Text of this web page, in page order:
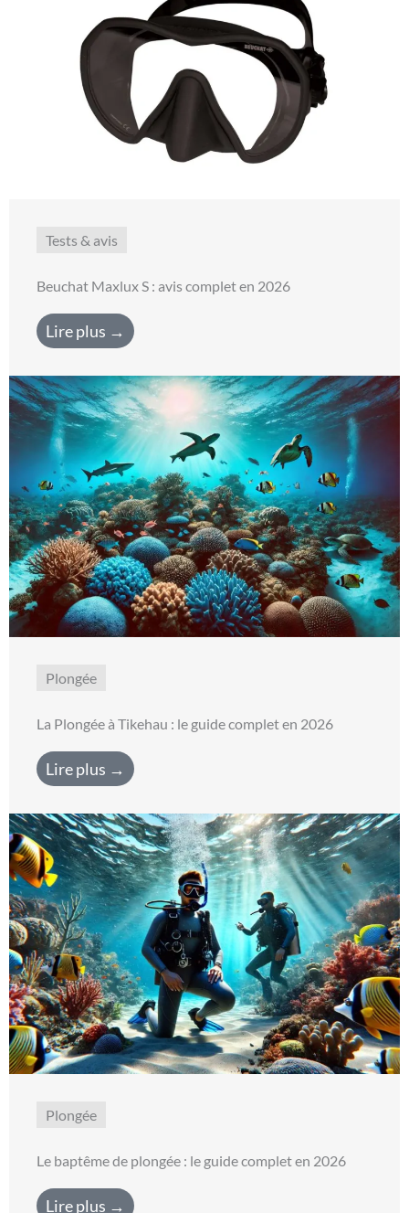
Tests & avis
Beuchat Maxlux S : avis complet en 2026
Lire plus →
Plongée
La Plongée à Tikehau : le guide complet en 2026
Lire plus →
Plongée
Le baptême de plongée : le guide complet en 2026
Lire plus →